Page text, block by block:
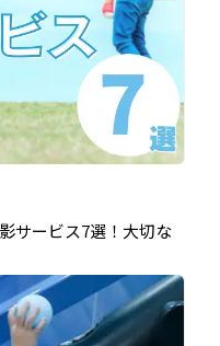
サービス7選！大切な